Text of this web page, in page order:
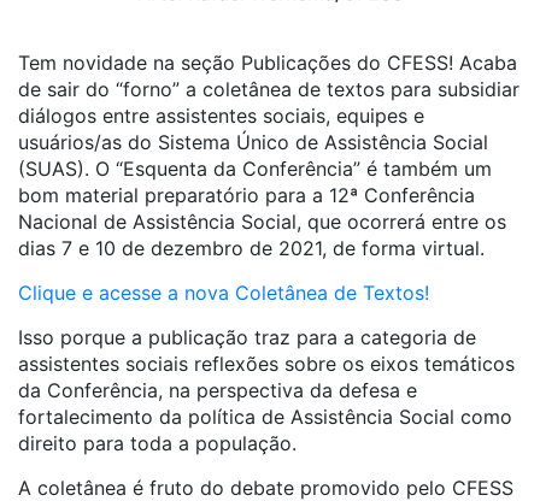
Tem novidade na seção Publicações do CFESS! Acaba
de sair do “forno” a coletânea de textos para subsidiar
diálogos entre assistentes sociais, equipes e
usuários/as do Sistema Único de Assistência Social
(SUAS). O “Esquenta da Conferência” é também um
bom material preparatório para a 12ª Conferência
Nacional de Assistência Social, que ocorrerá entre os
dias 7 e 10 de dezembro de 2021, de forma virtual.
Clique e acesse a nova Coletânea de Textos!
Isso porque a publicação traz para a categoria de
assistentes sociais reflexões sobre os eixos temáticos
da Conferência, na perspectiva da defesa e
fortalecimento da política de Assistência Social como
direito para toda a população.
A coletânea é fruto do debate promovido pelo CFESS